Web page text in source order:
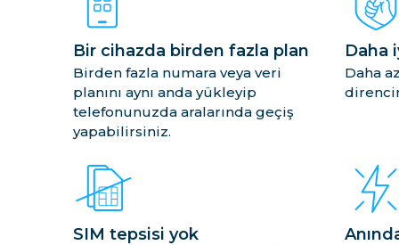
Bir cihazda birden fazla plan
Birden fazla numara veya veri
planını aynı anda yükleyip
telefonunuzda aralarında geçiş
yapabilirsiniz.
Daha
Daha
SIM tepsisi yok